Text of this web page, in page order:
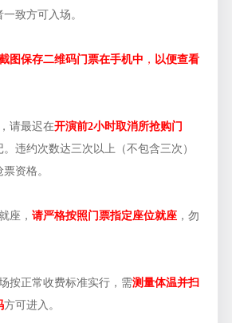
致方可入场。
图保存二维码门票在手机中 ， 以便查看
请最迟在开演前2小时取消所抢购门
。违约次数达三次以上（不包含三次）
资格。
座， 请严格按照门票指定座位就座 ，勿
按正常收费标准实行，需测量体温并扫
方可进入。